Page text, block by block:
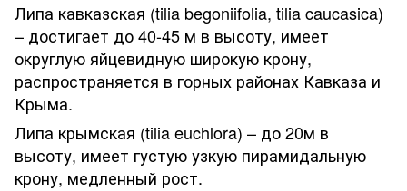
Липа кавказская (tilia begoniifolia, tilia caucasica)
– достигает до 40-45 м в высоту, имеет
округлую яйцевидную широкую крону,
распространяется в горных районах Кавказа и
Крыма.
Липа крымская (tilia euchlora) – до 20м в
высоту, имеет густую узкую пирамидальную
крону, медленный рост.